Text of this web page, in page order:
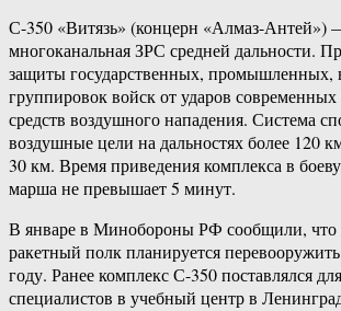
С-350 «Витязь» (концерн «Алмаз-Антей»)
многоканальная ЗРС средней дальности.
защиты государственных, промышленных,
группировок войск от ударов
средств воздушного нападения. Система
воздушные цели на дальностях более 120
30 км. Время приведения комплекса в
марша не превышает 5 минут.
В январе в Минобороны РФ сообщили, что
ракетный полк планируется
году. Ранее комплекс С-350 поставлялся
специалистов в учебный центр в